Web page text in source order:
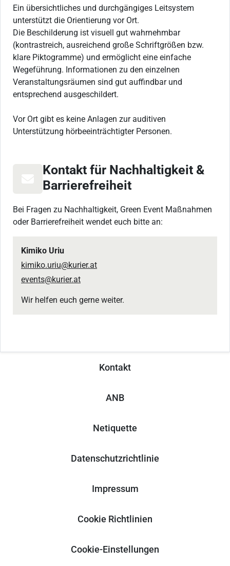
Ein übersichtliches und durchgängiges Leitsystem
unterstützt die Orientierung vor Ort.
Die Beschilderung ist visuell gut wahrnehmbar
(kontrastreich, ausreichend große Schriftgrößen bzw.
klare Piktogramme) und ermöglicht eine einfache
Wegeführung. Informationen zu den einzelnen
Veranstaltungsräumen sind gut auffindbar und
entsprechend ausgeschildert.
Vor Ort gibt es keine Anlagen zur auditiven
Unterstützung hörbeeinträchtigter Personen.
Kontakt für Nachhaltigkeit &
Barrierefreiheit
Bei Fragen zu Nachhaltigkeit, Green Event Maßnahmen
oder Barrierefreiheit wendet euch bitte an:
Kimiko Uriu
kimiko.uriu@kurier.at
events@kurier.at
Wir helfen euch gerne weiter.
Kontakt
ANB
Netiquette
Datenschutzrichtlinie
Impressum
Cookie Richtlinien
Cookie-Einstellungen